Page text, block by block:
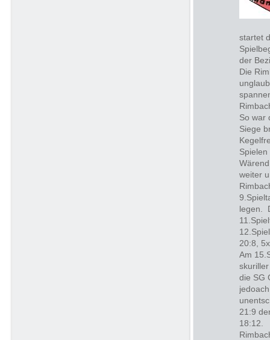
startet
der
Die
So war
Siege
weiter
legen.
20:8,
Am
die SG
21:9
18:12.